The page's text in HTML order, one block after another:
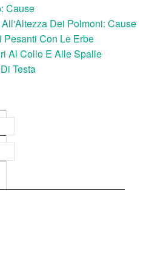
Cause
Dei Polmoni: Cause
Con Le Erbe
Al Collo E Alle Spalle
Testa